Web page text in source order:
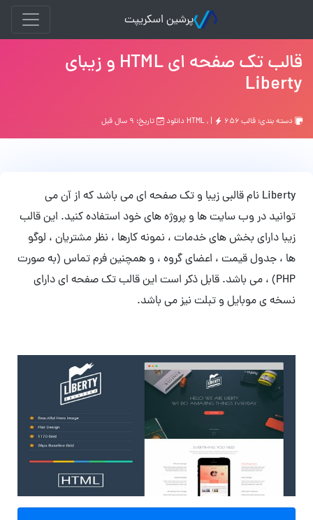
پرشین اسکریپت
قالب تک صفحه ای HTML و زیبای
Liberty
دسته بندی: قالب HTML , | ۶۵۶ دانلود تاریخ: ۹ سال قبل
Liberty نام قالبی زیبا و تک صفحه ای می باشد که از آن می
توانید در وب سایت ها و پروژه های خود استفاده کنید. این قالب
زیبا دارای بخش های خدمات ، نمونه کارها ، نظر مشتریان ، لوگو
ها ، جدول قیمت ، اعضای گروه ، و همچنین فرم تماس (به صورت
PHP) ، می باشد. قابل ذکر است این قالب تک صفحه ای دارای
نسخه ی موبایل و تبلت نیز می باشد.